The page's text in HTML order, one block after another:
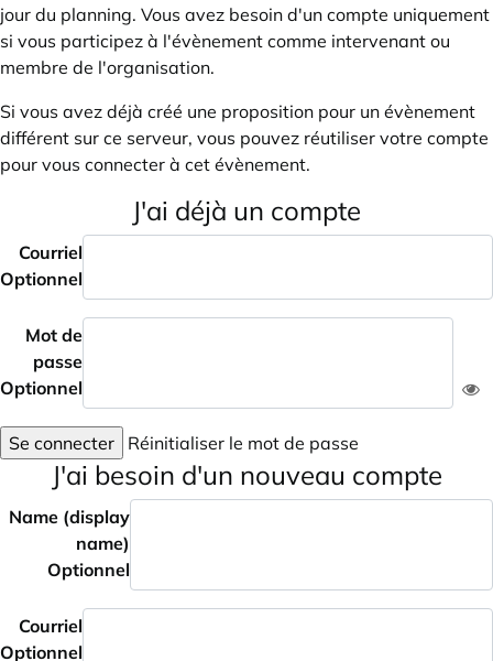
jour du planning. Vous avez besoin d'un compte uniquement
si vous participez à l'évènement comme intervenant ou
membre de l'organisation.
Si vous avez déjà créé une proposition pour un évènement
différent sur ce serveur, vous pouvez réutiliser votre compte
pour vous connecter à cet évènement.
J'ai déjà un compte
Courriel
Optionnel
Mot de
passe
Optionnel
Se connecter Réinitialiser le mot de passe
J'ai besoin d'un nouveau compte
Name (display
name)
Optionnel
Courriel
Optionnel